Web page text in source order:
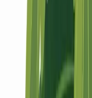
Seedbanks